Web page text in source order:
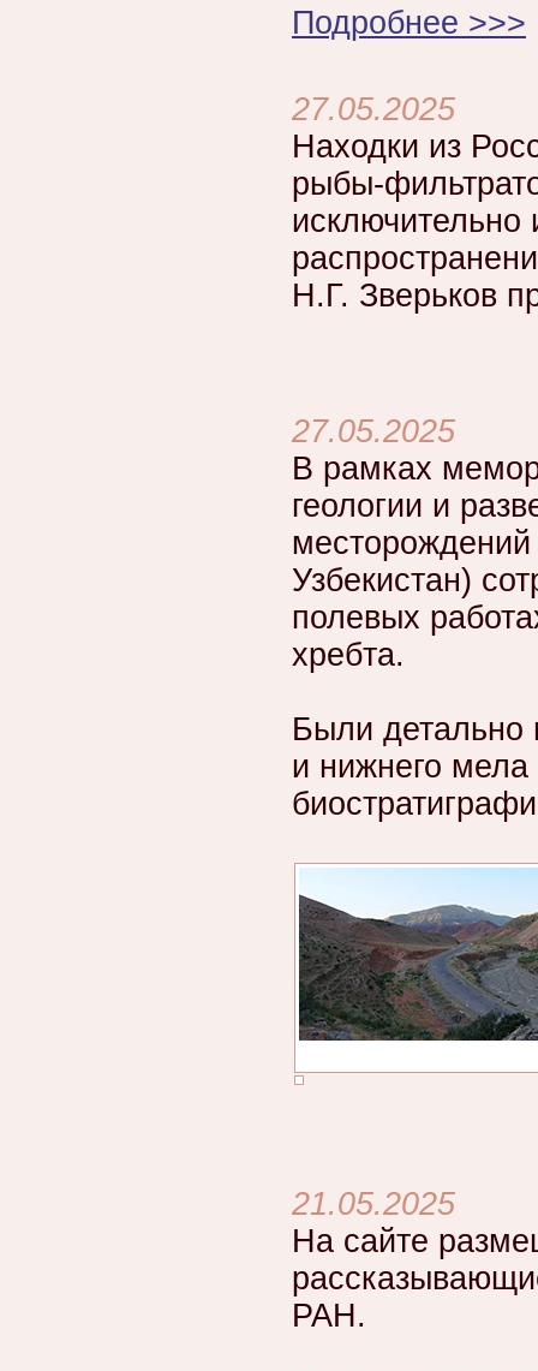
Подробнее >>>
27.05.2025
Находки из
рыбы-
Н.Г. Зверьков
27.05.2025
В рамках
геологии и
Узбекистан)
полевых
хребта.
Были детально
и нижнего
21.05.2025
На сайте
РАН.